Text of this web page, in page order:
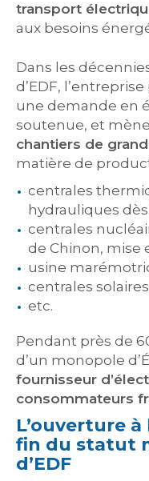
transport
aux besoins
Dans les
d’EDF,
une demande en
soutenue, et
chantiers de
matière de
centrales
hydrauliques dès
centrales
de Chinon, mise
usine
centrales
etc.
Pendant près de
d’un monopole
fournisseur
consommateurs
L’ouverture
fin du statut
d’EDF